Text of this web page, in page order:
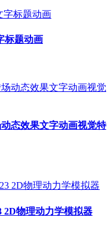
标题动画
动态效果文字动画视觉特
2D物理动力学模拟器